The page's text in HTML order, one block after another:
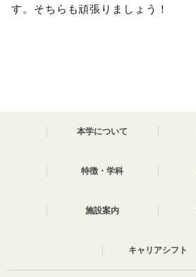
す。そちらも頑張りましょう！
本学について
特徴・学科
施設案内
キャリアシフト